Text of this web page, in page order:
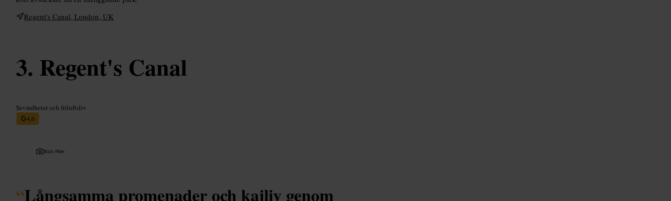
Regent's Canal, London, UK
Regent's Canal
Sevärdheter och friluftsliv
4,6
Bild /Web
“Långsamma promenader och kajliv genom